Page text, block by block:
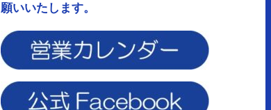
願いいたします。